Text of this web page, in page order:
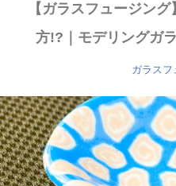
【ガラスフュージン
方!?｜モデリングガ
ガラスフ